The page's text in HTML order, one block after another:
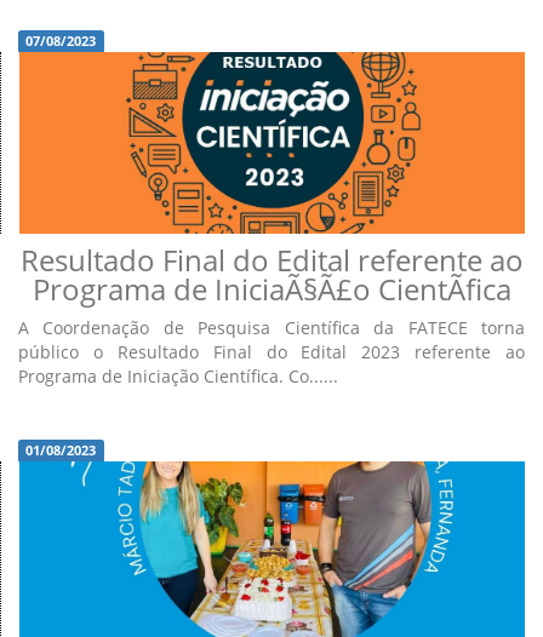
07/08/2023
Resultado Final do Edital referente ao
Programa de IniciaÃ§Ã£o CientÃ­fica
A Coordenação de Pesquisa Científica da FATECE torna
público o Resultado Final do Edital 2023 referente ao
Programa de Iniciação Científica. Co......
01/08/2023